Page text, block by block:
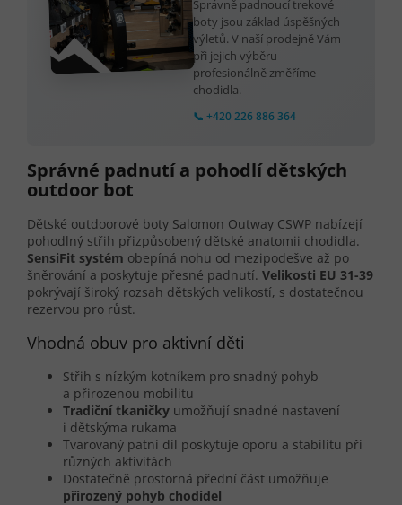
Správně padnoucí trekové
boty jsou základ úspěšných
výletů. V naší prodejně Vám
při jejich výběru
profesionálně změříme
chodidla.
📞 +420 226 886 364
Správné padnutí a pohodlí dětských
outdoor bot
Dětské outdoorové boty Salomon Outway CSWP nabízejí
pohodlný střih přizpůsobený dětské anatomii chodidla.
SensiFit systém obepíná nohu od mezipodešve až po
šněrování a poskytuje přesné padnutí. Velikosti EU 31-39
pokrývají široký rozsah dětských velikostí, s dostatečnou
rezervou pro růst.
Vhodná obuv pro aktivní děti
Střih s nízkým kotníkem pro snadný pohyb
a přirozenou mobilitu
Tradiční tkaničky umožňují snadné nastavení
i dětskýma rukama
Tvarovaný patní díl poskytuje oporu a stabilitu při
různých aktivitách
Dostatečně prostorná přední část umožňuje
přirozený pohyb chodidel